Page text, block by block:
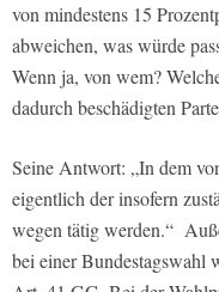
von mindestens 15
abweichen, was würde
Wenn ja, von wem?
dadurch beschädigten
Seine Antwort: „In dem
eigentlich der insofern
wegen tätig werden.“
bei einer Bundestagswahl